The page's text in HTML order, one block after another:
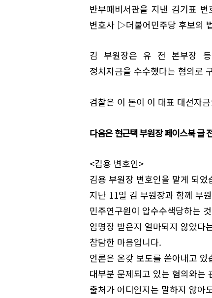
반부패비서관을 지낸 김기표
변호사 ▷더불어민주당 후보의
김 부원장은 유 전 본부장 등
정치자금을 수수했다는 혐의로
검찰은 이 돈이 이 대표 대선자
다음은 현근택 부원장 페이스북 글
<김용 변호인>
김용 부원장 변호인을 맡게 되었
지난 11일 김 부원장과 함께 부
민주연구원이 압수수색당하는
임명장 받은지 얼마되지 않았다
참담한 마음입니다.
언론은 온갖 보도를 쏟아내고 있
대부분 문제되고 있는 혐의와는
출처가 어디인지는 말하지 않아